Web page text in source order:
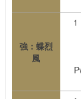
強：蝶烈
風
1